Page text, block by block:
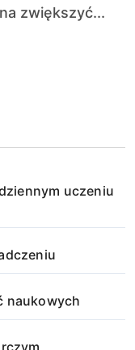
zwiększyć...
uczeniu
naukowych